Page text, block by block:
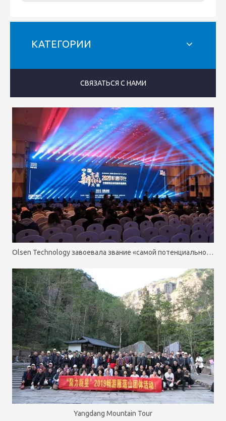
КАТЕГОРИИ
СВЯЗАТЬСЯ С НАМИ
Olsen Technology завоевала звание «самой потенциальной котирующейся компании»
Yangdang Mountain Tour